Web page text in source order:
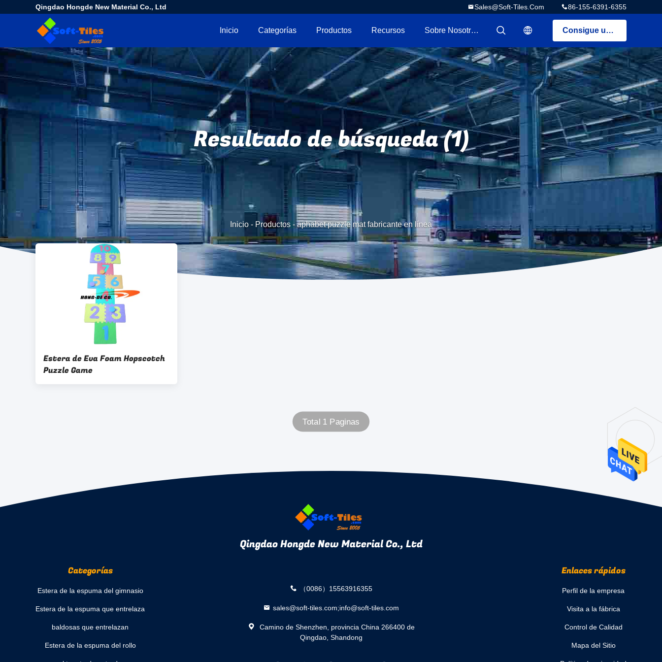
Qingdao Hongde New Material Co., Ltd 86-155-6391-6355
Sales@soft-Tiles.com
Consigue una cotización
描述
描述
Inicio Categorías Productos Recursos Sobre Nosotros
Resultado de búsqueda (1)
Inicio - Productos -aphabet puzzle mat fabricante en línea
Estera de Eva Foam Hopscotch
Puzzle Game
Total 1 Paginas
Qingdao Hongde New Material Co., Ltd
Categorías
Estera de la espuma del gimnasio
Estera de la espuma que entrelaza
baldosas que entrelazan
Estera de la espuma del rollo
（0086）15563916355
sales@soft-tiles.com;info@soft-tiles.com
Camino de Shenzhen, provincia China 266400 de
Qingdao, Shandong
Enlaces rápidos
Perfil de la empresa
Visita a la fábrica
Control de Calidad
Mapa del Sitio